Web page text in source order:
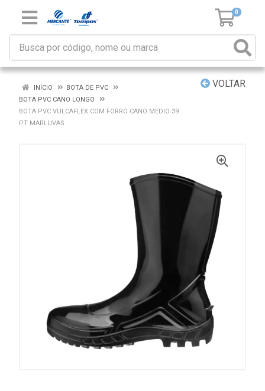
0
VOLTAR
INÍCIO
BOTA DE PVC
BOTA PVC CANO LONGO
BOTA PVC VULCAFLEX COM FORRO CANO MEDIO 39
PT MARLUVAS